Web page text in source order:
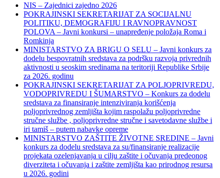
NIS – Zajednici zajedno 2026
POKRAJINSKI SEKRETARIJAT ZA SOCIJALNU
POLITIKU, DEMOGRAFIJU I RAVNOPRAVNOST
POLOVA – Javni konkursi – unapređenje položaja Roma i
Romkinja
MINISTARSTVO ZA BRIGU O SELU – Javni konkurs za
dodelu bespovratnih sredstava za podršku razvoja privrednih
aktivnosti u seoskim sredinama na teritoriji Republike Srbije
za 2026. godinu
POKRAJINSKI SEKRETARIJAT ZA POLJOPRIVREDU,
VODOPRIVREDU I ŠUMARSTVO – Konkurs za dodelu
sredstava za finansiranje intenziviranja korišćenja
poljoprivrednog zemljišta kojim raspolažu poljoprivredne
stručne službe , poljoprivredne stručne i savetodavne službe i
iri tamiš ‒ putem nabavke opreme
MINISTARSTVO ZAŠTITE ŽIVOTNE SREDINE – Javni
konkurs za dodelu sredstava za su/finansiranje realizacije
projekata ozelenjavanja u cilju zaštite i očuvanja predeonog
diverziteta i očuvanja i zaštite zemljišta kao prirodnog resursa
u 2026. godini